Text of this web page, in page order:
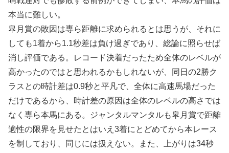
本当に難しい。
皐月賞の敗因は専ら距離に求められるとは思うが、それに
しても1着から1.1秒差は負け過ぎであり、総論に照らせば
消し評価である。レコード決着だったため全体のレベルが
高かったのではと思われるかもしれないが、同日の2勝ク
ラスとの時計差は0.9秒と平凡で、全体に高速馬場だった
だけであるから、時計差の原因は全体のレベルの高さでは
なく専ら本馬にある。ジャンタルマンタルも皐月賞で距離
適性の限界を見せたとはいえ3着にとどめてから本レース
を制しており、同じには扱えない。また、上がりは34秒